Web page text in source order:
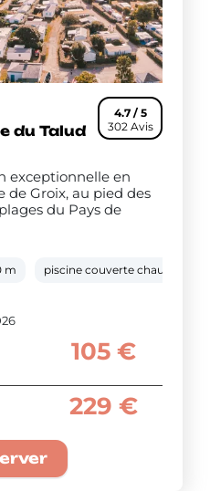
4.7 / 5
302 Avis
du Talud
exceptionnelle en
de Groix, au pied des
du Pays de
m piscine couverte chauffée
105 €
229 €